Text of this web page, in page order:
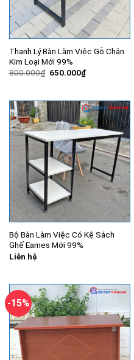
Thanh Lý Bàn Làm Việc Gỗ Chân
Kim Loại Mới 99%
800.000₫ Giá
650.000₫Giá
hiện
650.000₫.
Bộ Bàn Làm Việc Có Kệ Sách
Ghế Eames Mới 99%
Liên hệ
-15%